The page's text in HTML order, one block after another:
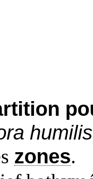
humilis
zones.